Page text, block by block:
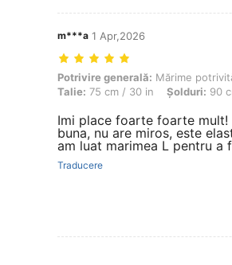
m***a 1 Apr,2026
Potrivire generală: Mărime potrivită,
Potrivire generală: Mărime
Talie: 75 cm / 30 in Șolduri: 90
Imi place foarte foarte mult!
buna, nu are miros, este
am luat marimea L pentru a fi
Traducere